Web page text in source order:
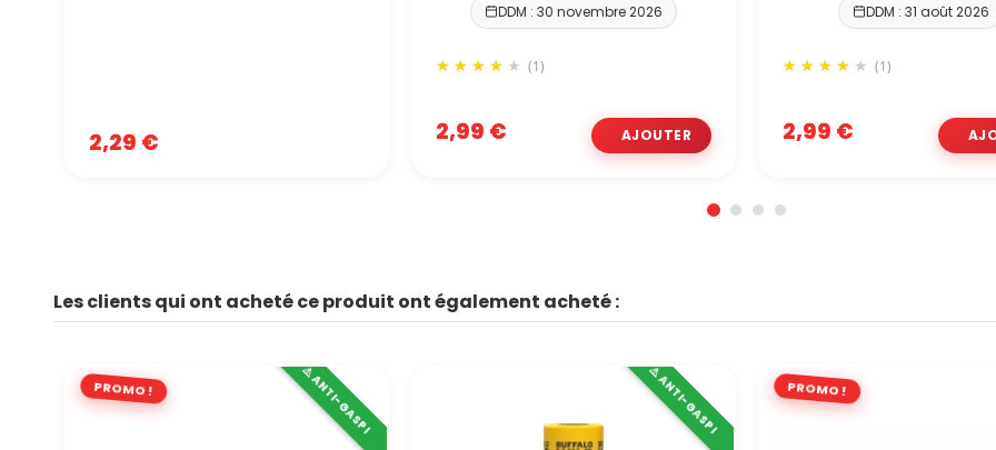
2,29 €
DDM : 30 novembre 2026
(1)
2,99 €
DDM : 31 août 2026
(1)
2,99 €
Les clients qui ont acheté ce produit ont également acheté :
PROMO ! ⚠️ ANTI-GASPI ⚠️ ANTI-GASPI PROMO !